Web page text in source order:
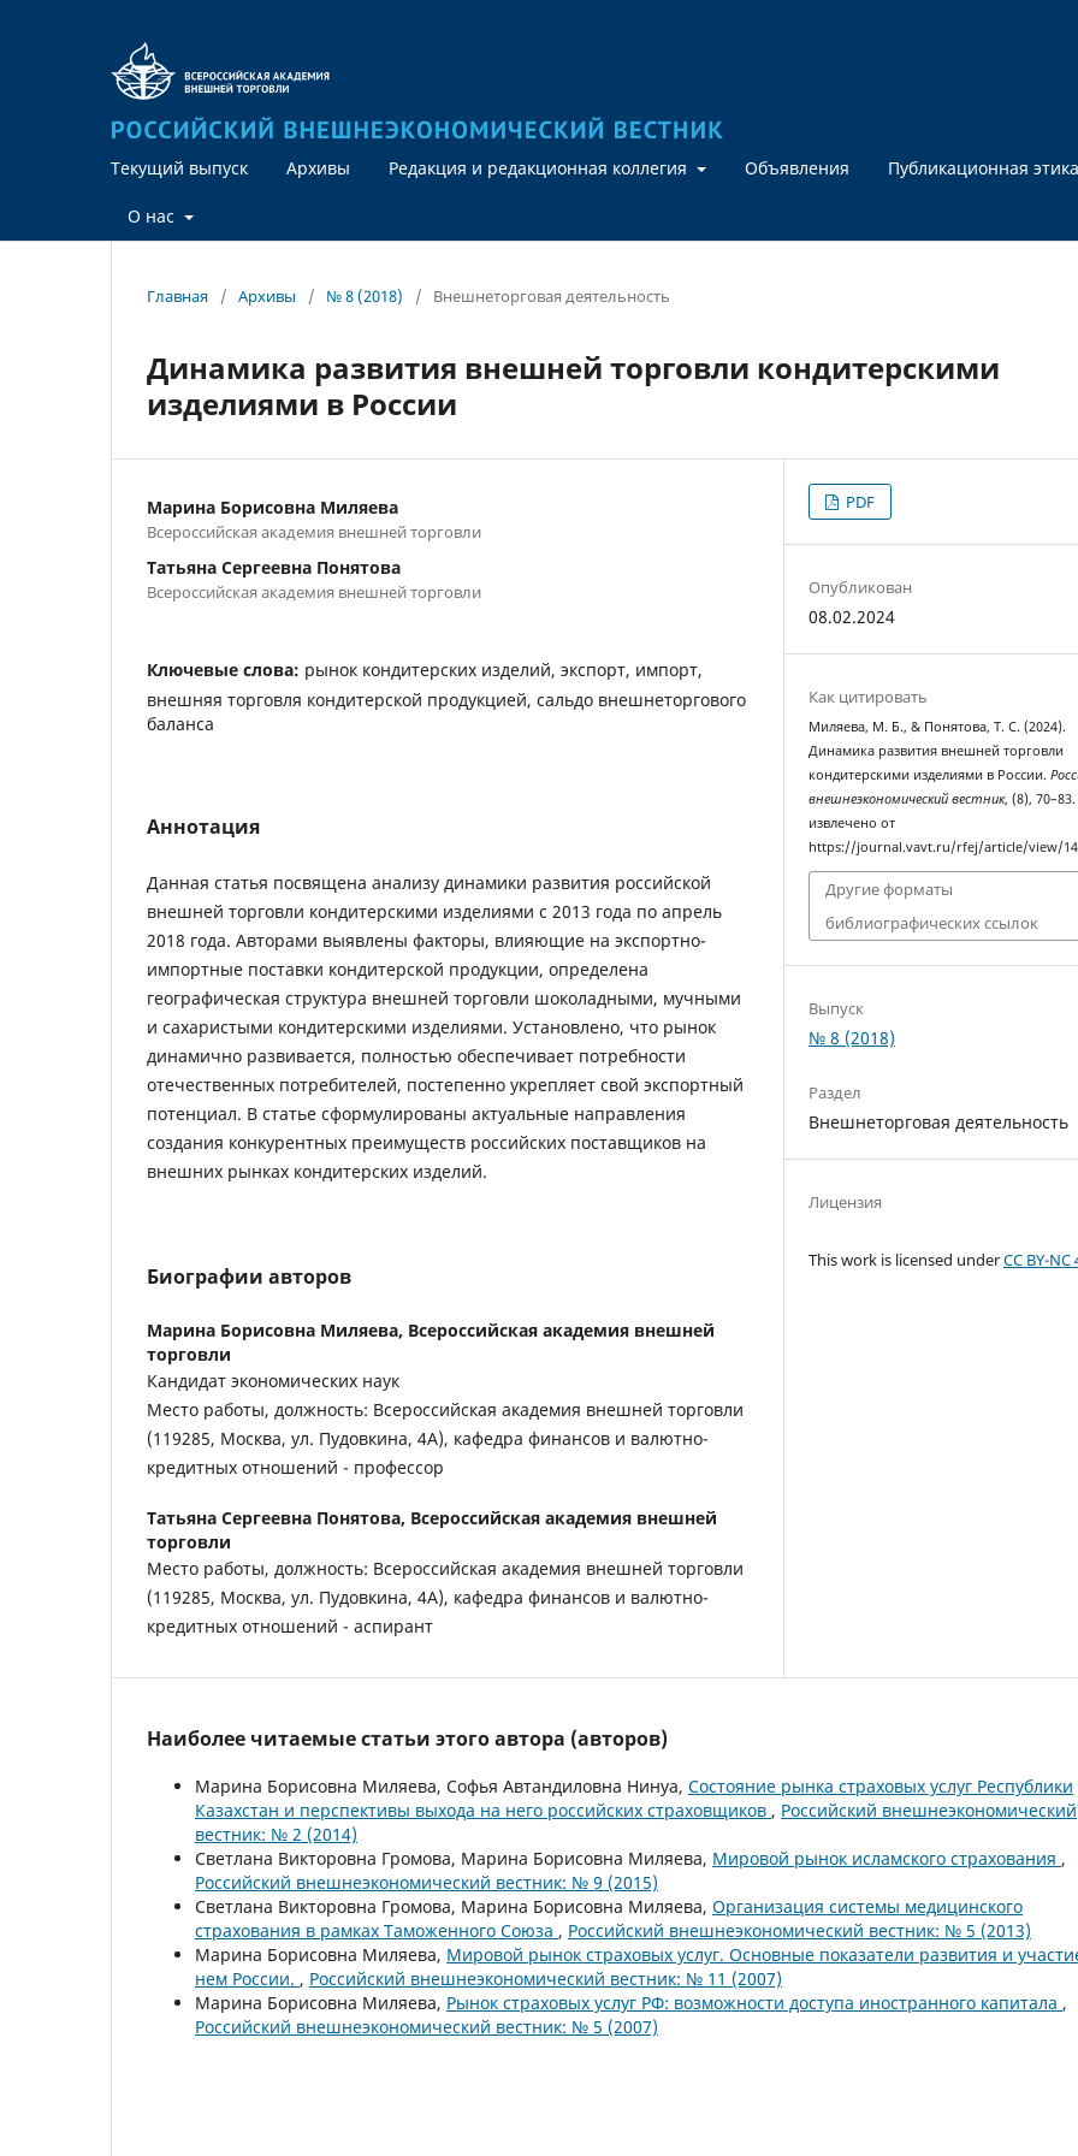
Текущий выпуск Архивы Редакция и редакционная коллегия Объявления Публикационная этика
О нас
Главная / Архивы / № 8 (2018) / Внешнеторговая деятельность
Динамика развития внешней торговли кондитерскими
изделиями в России
Марина Борисовна Миляева
Всероссийская академия внешней торговли
Татьяна Сергеевна Понятова
Всероссийская академия внешней торговли
Ключевые слова: рынок кондитерских изделий, экспорт, импорт,
внешняя торговля кондитерской продукцией, сальдо внешнеторгового
баланса
Аннотация
Данная статья посвящена анализу динамики развития российской
внешней торговли кондитерскими изделиями с 2013 года по апрель
2018 года. Авторами выявлены факторы, влияющие на экспортно-
импортные поставки кондитерской продукции, определена
географическая структура внешней торговли шоколадными, мучными
и сахаристыми кондитерскими изделиями. Установлено, что рынок
динамично развивается, полностью обеспечивает потребности
отечественных потребителей, постепенно укрепляет свой экспортный
потенциал. В статье сформулированы актуальные направления
создания конкурентных преимуществ российских поставщиков на
внешних рынках кондитерских изделий.
Биографии авторов
Марина Борисовна Миляева, Всероссийская академия внешней
торговли
Кандидат экономических наук
Место работы, должность: Всероссийская академия внешней торговли
(119285, Москва, ул. Пудовкина, 4А), кафедра финансов и валютно-
кредитных отношений - профессор
Татьяна Сергеевна Понятова, Всероссийская академия внешней
торговли
Место работы, должность: Всероссийская академия внешней торговли
(119285, Москва, ул. Пудовкина, 4А), кафедра финансов и валютно-
кредитных отношений - аспирант
PDF
Опубликован
08.02.2024
Как цитировать
Миляева, М. Б., & Понятова, Т. С. (2024).
Динамика развития внешней торговли
кондитерскими изделиями в России.
внешнеэкономический вестник, (8), 70–83.
извлечено от
https://journal.vavt.ru/rfej/article/view/
Другие форматы
библиографических ссылок
Выпуск
№ 8 (2018)
Раздел
Внешнеторговая деятельность
Лицензия
This work is licensed underCC BY-NC
Наиболее читаемые статьи этого автора (авторов)
Марина Борисовна Миляева, Софья Автандиловна Нинуа, Состояние рынка страховых услуг Республики
Казахстан и перспективы выхода на него российских страховщиков , Российский внешнеэкономический
вестник: № 2 (2014)
Светлана Викторовна Громова, Марина Борисовна Миляева, Мировой рынок исламского страхования ,
Российский внешнеэкономический вестник: № 9 (2015)
Светлана Викторовна Громова, Марина Борисовна Миляева, Организация системы медицинского
страхования в рамках Таможенного Союза , Российский внешнеэкономический вестник: № 5 (2013)
Марина Борисовна Миляева, Мировой рынок страховых услуг. Основные показатели развития и
нем России. , Российский внешнеэкономический вестник: № 11 (2007)
Марина Борисовна Миляева, Рынок страховых услуг РФ: возможности доступа иностранного капитала ,
Российский внешнеэкономический вестник: № 5 (2007)